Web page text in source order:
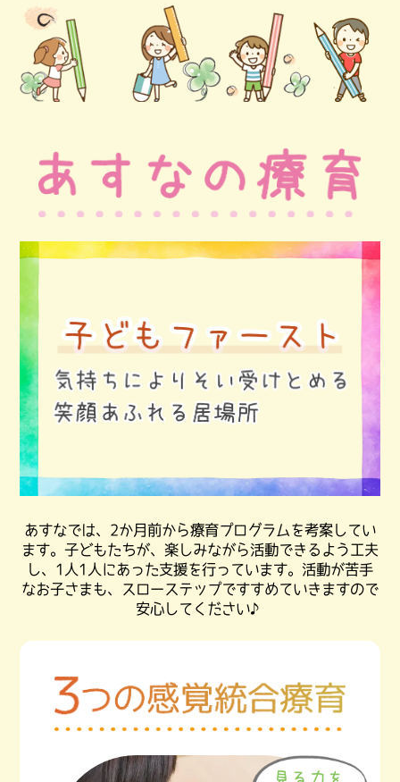
あすなでは、2か月前から療育プログラムを考案してい
ます。 子どもたちが、楽しみながら活動できるよう工夫
し、1人1人にあった支援を行っています。 活動が苦手
なお子さまも、スローステップですすめていきますので
安心してください♪